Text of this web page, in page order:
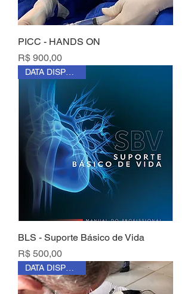
PICC - HANDS ON
Preço
R$ 900,00
BLS - Suporte Básico de Vida
Preço
R$ 500,00